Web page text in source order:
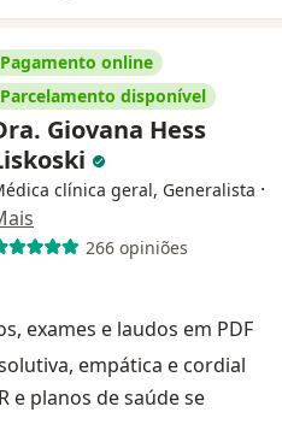
Pagamento online
Parcelamento disponível
Giovana Hess
clínica geral, Generalista ·
266 opiniões
exames e laudos em PDF
empática e cordial
e planos de saúde se